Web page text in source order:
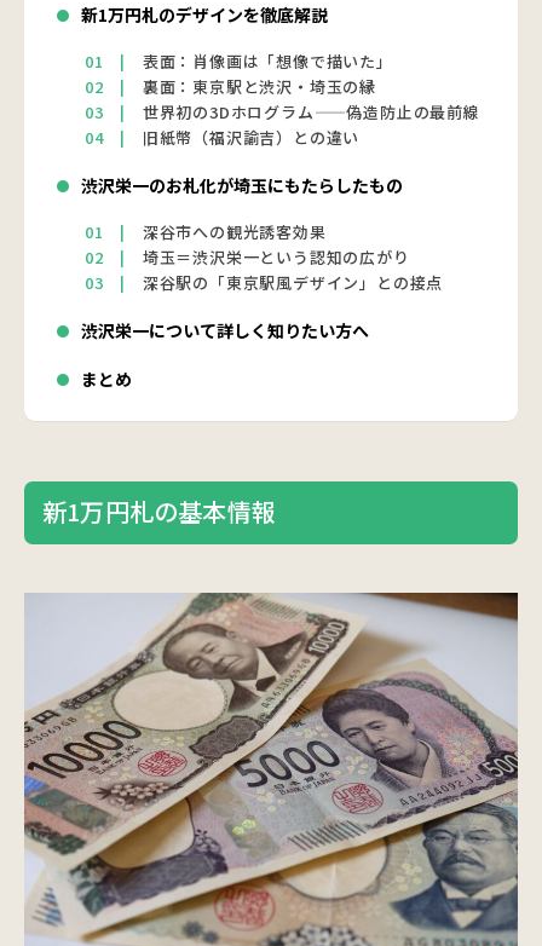
新1万円札のデザインを徹底解説
表面：肖像画は「想像で描いた」
裏面：東京駅と渋沢・埼玉の縁
世界初の3Dホログラム——偽造防止の最前線
旧紙幣（福沢諭吉）との違い
渋沢栄一のお札化が埼玉にもたらしたもの
深谷市への観光誘客効果
埼玉＝渋沢栄一という認知の広がり
深谷駅の「東京駅風デザイン」との接点
渋沢栄一について詳しく知りたい方へ
まとめ
新1万円札の基本情報